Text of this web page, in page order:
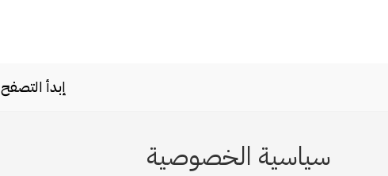
إبدأ التصفح
سياسية الخصوصية